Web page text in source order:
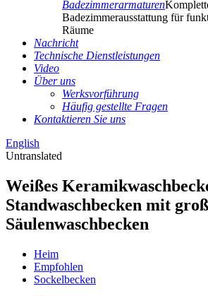
Badezimmerarmaturen
Badezimmerausstattung für
Räume
Nachricht
Technische Dienstleistungen
Video
Über uns
Werksvorführung
Häufig gestellte Fragen
Kontaktieren Sie uns
English
Untranslated
Weißes
Standwaschbecken mit
Säulenwaschbecken
Heim
Empfohlen
Sockelbecken